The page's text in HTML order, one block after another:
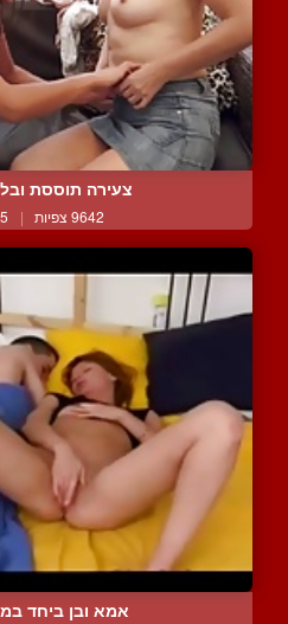
צעירה תוססת
9642 צפיות | 5 המלצות
אמא ובן ביחד